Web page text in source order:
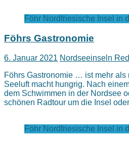
Föhr Nordfriesische Insel in
Föhrs Gastronomie
6. Januar 2021 Nordseeinseln
Föhrs Gastronomie … ist mehr
Seeluft macht hungrig. Nach
dem Schwimmen in der Nordsee
schönen Radtour um die Insel
Föhr Nordfriesische Insel in